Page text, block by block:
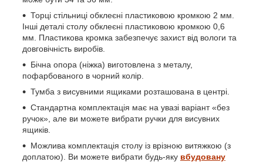
Торці стільниці обклеєні пластиковою кромкою 2 мм.
Інші деталі столу обклеєні пластиковою кромкою 0,6
мм. Пластикова кромка забезпечує захист від вологи та
довговічність виробів.
Бічна опора (ніжка) виготовлена з металу,
пофарбованого в чорний колір.
Тумба з висувними ящиками розташована в центрі.
Стандартна комплектація має на увазі варіант «без
ручок», але ви можете вибрати ручки для висувних
ящиків.
Можлива комплектація столу із врізною витяжкою (з
доплатою). Ви можете вибрати будь-яку вбудовану